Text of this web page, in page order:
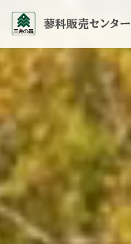
蓼科販売センター